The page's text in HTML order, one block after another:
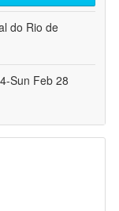
do Rio de
Sun Feb 28